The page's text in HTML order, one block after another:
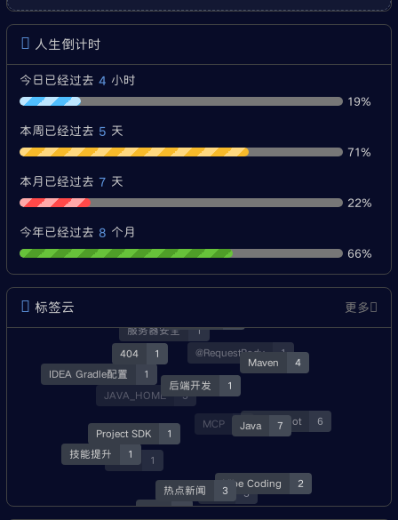
人生倒计时
今日已经过去 4 小时
19%
本周已经过去 5 天
71%
本月已经过去 7 天
22%
今年已经过去 8 个月
66%
标签云 更多
后端开发 1
Java 7
Maven 4
404 1
Project SDK 1
热点新闻 3
Vibe Coding 2
SpringBoot 6
@RequestBody 1
服务器安全 1
IDEA Gradle配置 1
技能提升 1
Skill 1
资源 3
MCP 1
JAVA_HOME 3
就业 1